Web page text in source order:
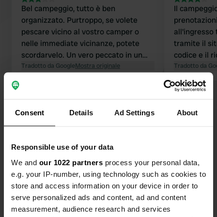
Consent Details Ad Settings About
Responsible use of your data
We and our 1022 partners process your personal data,
e.g. your IP-number, using technology such as cookies to
store and access information on your device in order to
serve personalized ads and content, ad and content
measurement, audience research and services
Bel campeggio, tutto è ben
organizzato. Purtroppo, se volete
pescare vicino al vostro camper o
nelle immediate vicinanze, potete
scordarvelo. Un vero peccato in un
contesto del genere.
Tradotto da GoogleMostra originale
Il
all'ingresso
tramite il
codice e il
potrete
momento
Arrivate e
avrebbe
Ci sono
erbacce.
Tradotto da
Contatto